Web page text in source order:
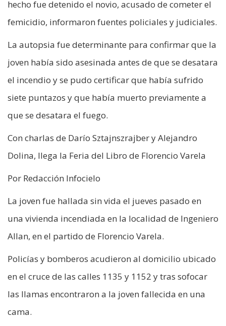
hecho fue detenido el novio, acusado de cometer el
femicidio, informaron fuentes policiales y judiciales.
La autopsia fue determinante para confirmar que la
joven había sido asesinada antes de que se desatara
el incendio y se pudo certificar que había sufrido
siete puntazos y que había muerto previamente a
que se desatara el fuego.
Con charlas de Darío Sztajnszrajber y Alejandro
Dolina, llega la Feria del Libro de Florencio Varela
Por Redacción Infocielo
La joven fue hallada sin vida el jueves pasado en
una vivienda incendiada en la localidad de Ingeniero
Allan, en el partido de Florencio Varela.
Policías y bomberos acudieron al domicilio ubicado
en el cruce de las calles 1135 y 1152 y tras sofocar
las llamas encontraron a la joven fallecida en una
cama.